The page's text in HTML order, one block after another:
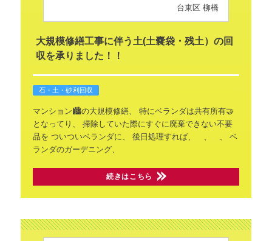
台東区 柳橋
大規模修繕工事に伴う土(土嚢袋・残土）の回
収を承りました！！
石・土・砂利回収
マンション🏙️の大規模修繕、
特にベランダは共有所有🤝
となってり、
掃除していた際にすぐに廃棄できない不要
品を ついついベランダに、 後日処理すれば、 、 、
ベ
ランダのガーデニング、
続きはこちら